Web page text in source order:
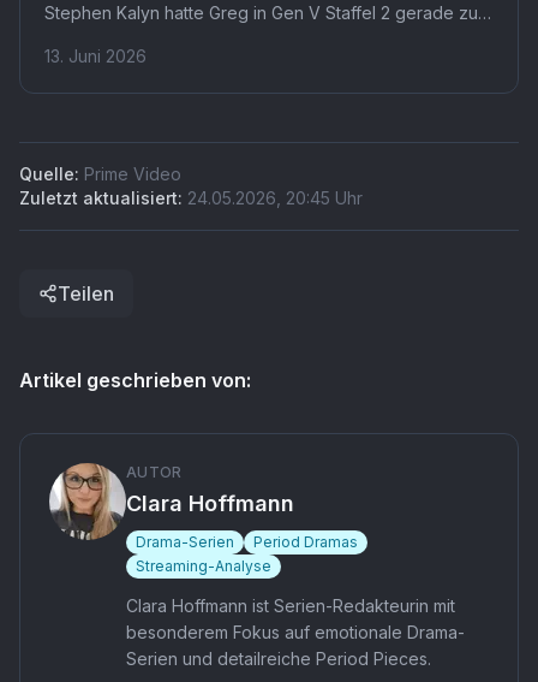
Stephen Kalyn hatte Greg in Gen V Staffel 2 gerade zum
Godolkin gemacht. Dass genau dieser Moment sein
13. Juni 2026
Quelle: Prime Video
Zuletzt aktualisiert: 24.05.2026 20:45 Uhr
Teilen
Artikel geschrieben von:
AUTOR
Clara Hoffmann
Drama-Serien
Period Dramas
Streaming-Analyse
Clara Hoffmann ist Serien-Redakteurin mit
besonderem Fokus auf emotionale Drama-
Serien und detailreiche Period Pieces.